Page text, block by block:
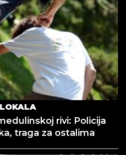
rivi: Policija
traga za ostalima